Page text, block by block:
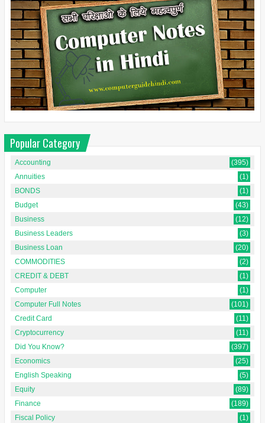
Popular Category
Accounting
(395)
Annuities
(1)
BONDS
(1)
Budget
(43)
Business
(12)
Business Leaders
(3)
Business Loan
(20)
COMMODITIES
(2)
CREDIT & DEBT
(1)
Computer
(1)
Computer Full Notes
(101)
Credit Card
(11)
Cryptocurrency
(11)
Did You Know?
(397)
Economics
(25)
English Speaking
(5)
Equity
(89)
Finance
(189)
Fiscal Policy
(1)